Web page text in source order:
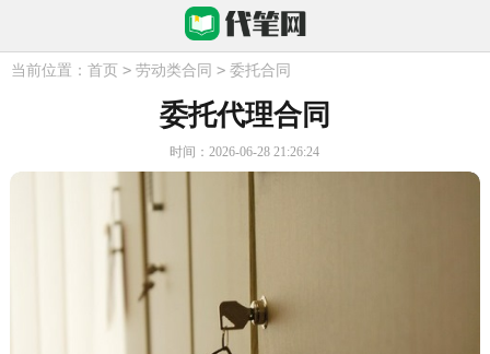
当前位置： 首页 > 劳动类合同 > 委托合同
委托代理合同
时间：2026-06-28 21:26:24